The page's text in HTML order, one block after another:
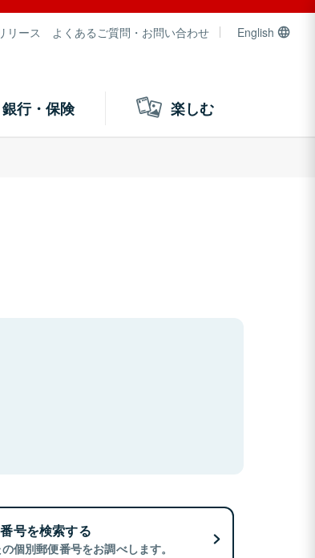
リース よくあるご質問・お問い合わせ English
銀行・保険 楽しむ
号を検索する
個別郵便番号をお調べします。